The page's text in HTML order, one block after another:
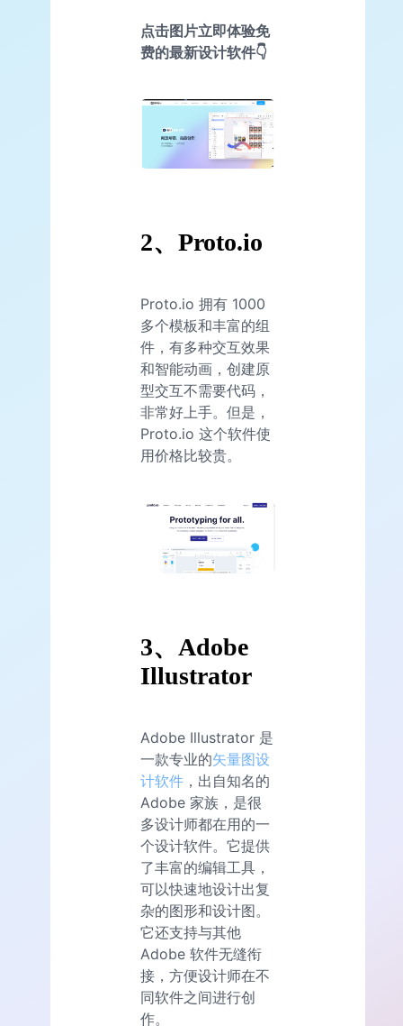
点击图片立即体验免
费的最新设计软件👇
2、Proto.io
Proto.io 拥有 1000
多个模板和丰富的组
件，有多种交互效果
和智能动画，创建原
型交互不需要代码，
非常好上手。但是，
Proto.io 这个软件使
用价格比较贵。
3、Adobe
Illustrator
Adobe Illustrator 是
一款专业的矢量图设
计软件 ，出自知名的
Adobe 家族，是很
多设计师都在用的一
个设计软件。它提供
了丰富的编辑工具，
可以快速地设计出复
杂的图形和设计图。
它还支持与其他
Adobe 软件无缝衔
接，方便设计师在不
同软件之间进行创
作。